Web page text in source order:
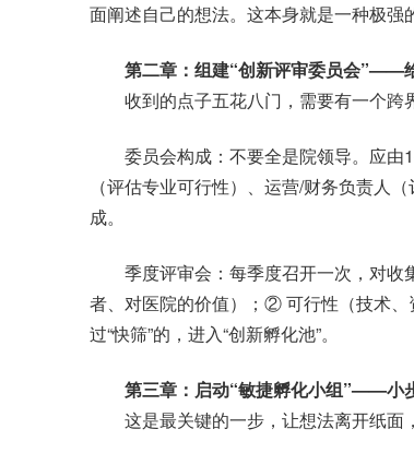
面阐述自己的想法。这本身就是一种极强
第二章：组建“创新评审委员会”——
收到的点子五花八门，需要有一个跨界
委员会构成：不要全是院领导。应由
（评估专业可行性）、运营/财务负责人
成。
季度评审会：每季度召开一次，对收
者、对医院的价值）；② 可行性（技术
过“快筛”的，进入“创新孵化池”。
第三章：启动“敏捷孵化小组”——小
这是最关键的一步，让想法离开纸面，